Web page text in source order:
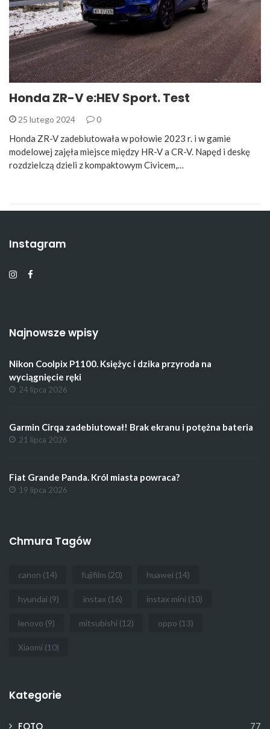
Honda ZR-V e:HEV Sport. Test
25 lutego 2024 0
Honda ZR-V zadebiutowała w połowie 2023 r. i w gamie
modelowej zajęła miejsce między HR-V a CR-V. Napęd i deskę
rozdzielczą dzieli z kompaktowym Civicem,…
Instagram
Najnowsze wpisy
Nikon Coolpix P1100. Księżyc i dzika przyroda na
wyciągnięcie ręki
24 lipca 2026
Garmin Cirqa zadebiutował! Brak ekranu i potężna bateria
21 lipca 2026
Fiat Grande Panda. Król miasta powraca?
19 lipca 2026
Chmura Tagów
canon (14) fujifilm (20) huawei (14)
hyundai (9) instax (16) instax mini (10)
lenovo (9) mitsubishi (12) oppo (13)
Xiaomi (10)
Kategorie
FOTO 77